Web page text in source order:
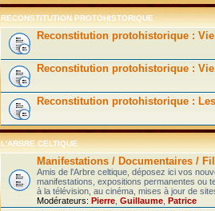
RECONSTITUTION PROTOHISTORIQUE
Reconstitution protohistorique :
Reconstitution protohistorique :
Reconstitution protohistorique :
L'ARBRE CELTIQUE
Manifestations / Documentaires /
Amis de l'Arbre celtique, déposez ici vos
manifestations, expositions permanentes ou
à la télévision, au cinéma, mises à jour de
Modérateurs: Pierre Guillaume Patrice